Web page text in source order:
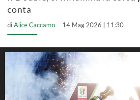
conta
diAlice Caccamo 14 Mag 2026 | 11:30